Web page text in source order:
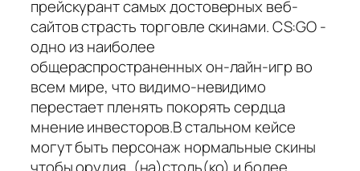
прейскурант самых достоверных веб-
сайтов страсть торговле скинами. CS:GO -
одно из наиболее
общераспространенных он-лайн-игр во
всем мире, что видимо-невидимо
перестает пленять покорять сердца
мнение инвесторов.В стальном кейсе
могут быть персонаж нормальные скины
чтобы орудия, (на)столь(ко) и более